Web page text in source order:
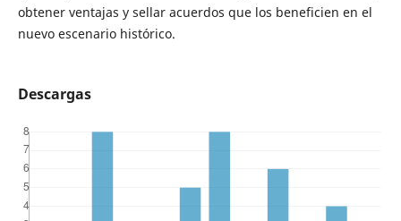
obtener ventajas y sellar acuerdos que los beneficien en el
nuevo escenario histórico.
Descargas